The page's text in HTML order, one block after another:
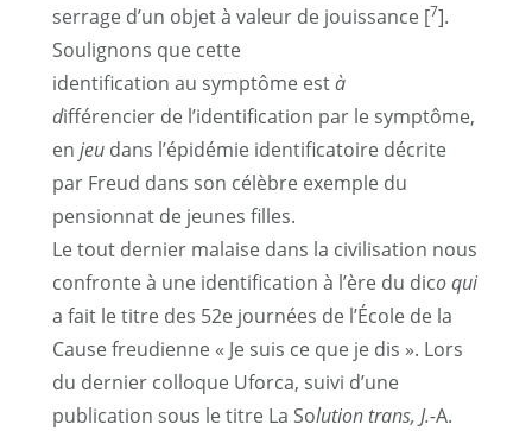
serrage d’un objet à valeur de jouissance [7].
Soulignons que cette
identification au symptôme està
différencier de l’identification par le symptôme,
en jeu dans l’épidémie identificatoire décrite
par Freud dans son célèbre exemple du
pensionnat de jeunes filles.
Le tout dernier malaise dans la civilisation nous
confronte à une identification à l’ère du dico qui
a fait le titre des 52e journées de l’École de la
Cause freudienne « Je suis ce que je dis ». Lors
du dernier colloque Uforca, suivi d’une
publication sous le titre La Solution trans, J.-A.